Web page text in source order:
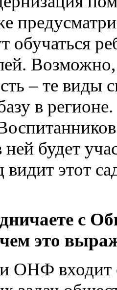
обучаться
– те
в
будет
видит этот
с
это
входит